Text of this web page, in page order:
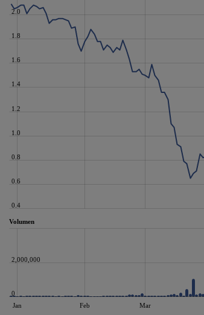
0.4
0.6
0.8
1.0
1.2
1.4
1.6
1.8
2.0
Volumen
Jan Feb Mar
0
2,000,000